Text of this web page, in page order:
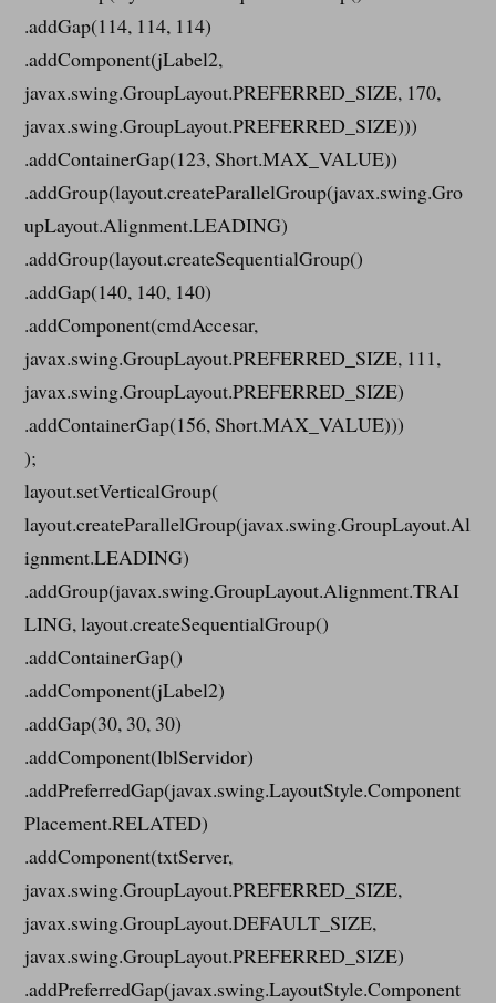
.addGap(114, 114, 114)
.addComponent(jLabel2,
javax.swing.GroupLayout.PREFERRED_SIZE, 170,
javax.swing.GroupLayout.PREFERRED_SIZE)))
.addContainerGap(123, Short.MAX_VALUE))
.addGroup(layout.createParallelGroup(javax.swing.Gro
upLayout.Alignment.LEADING)
.addGroup(layout.createSequentialGroup()
.addGap(140, 140, 140)
.addComponent(cmdAccesar,
javax.swing.GroupLayout.PREFERRED_SIZE, 111,
javax.swing.GroupLayout.PREFERRED_SIZE)
.addContainerGap(156, Short.MAX_VALUE)))
);
layout.setVerticalGroup(
layout.createParallelGroup(javax.swing.GroupLayout.Al
ignment.LEADING)
.addGroup(javax.swing.GroupLayout.Alignment.TRAI
LING, layout.createSequentialGroup()
.addContainerGap()
.addComponent(jLabel2)
.addGap(30, 30, 30)
.addComponent(lblServidor)
.addPreferredGap(javax.swing.LayoutStyle.Component
Placement.RELATED)
.addComponent(txtServer,
javax.swing.GroupLayout.PREFERRED_SIZE,
javax.swing.GroupLayout.DEFAULT_SIZE,
javax.swing.GroupLayout.PREFERRED_SIZE)
.addPreferredGap(javax.swing.LayoutStyle.Component